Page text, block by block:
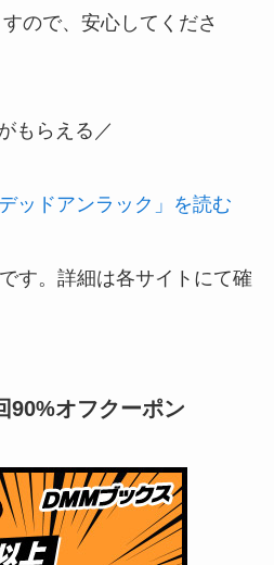
ので、安心してくださ
もらえる／
ッドアンラック」を読む
す。詳細は各サイトにて確
90%オフクーポン